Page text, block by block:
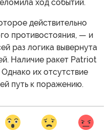
ход событий.
действительно
противостояния, — и
раз логика вывернута
Наличие ракет Patriot
их отсутствие
путь к поражению.